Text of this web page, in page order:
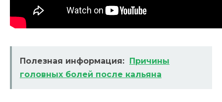
Полезная информация: Причины
головных болей после кальяна